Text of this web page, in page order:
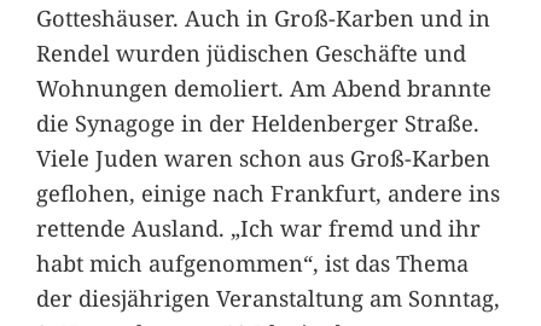
Gotteshäuser. Auch in Groß-Karben und in
Rendel wurden jüdischen Geschäfte und
Wohnungen demoliert. Am Abend brannte
die Synagoge in der Heldenberger Straße.
Viele Juden waren schon aus Groß-Karben
geflohen, einige nach Frankfurt, andere ins
rettende Ausland. „Ich war fremd und ihr
habt mich aufgenommen“, ist das Thema
der diesjährigen Veranstaltung am Sonntag,